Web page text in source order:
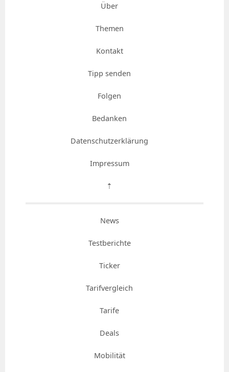
Über
Themen
Kontakt
Tipp senden
Folgen
Bedanken
Datenschutzerklärung
Impressum
⇡
News
Testberichte
Ticker
Tarifvergleich
Tarife
Deals
Mobilität